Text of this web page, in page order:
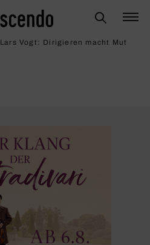
Lars Vogt: Diri­gieren macht Mut